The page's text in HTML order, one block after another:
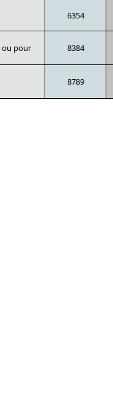
6354
ou pour
8384
8789